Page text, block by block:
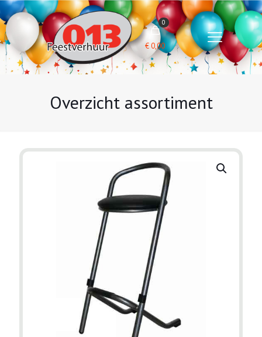
0
€0,00
Overzicht assortiment